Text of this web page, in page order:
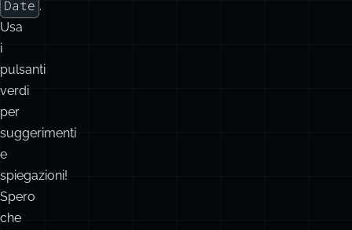
Date .
Usa
i
pulsanti
verdi
per
suggerimenti
e
spiegazioni!
Spero
che